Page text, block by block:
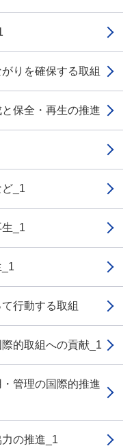
りを確保する取組
保全・再生の推進
_1
_1
行動する取組
的取組への貢献_1
管理の国際的推進
の推進_1